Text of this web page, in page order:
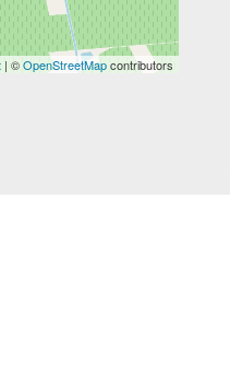
| ©OpenStreetMapcontributors